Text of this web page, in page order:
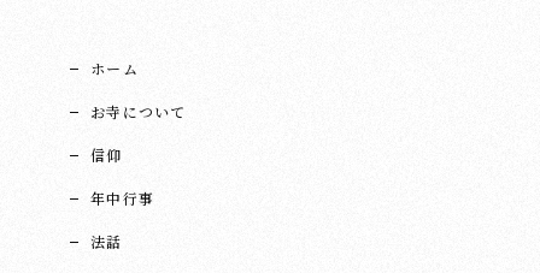
ホーム
お寺について
信仰
年中行事
法話